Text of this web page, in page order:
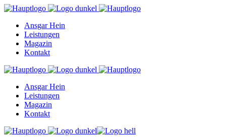
Ansgar Hein
Leistungen
Magazin
Kontakt
Ansgar Hein
Leistungen
Magazin
Kontakt